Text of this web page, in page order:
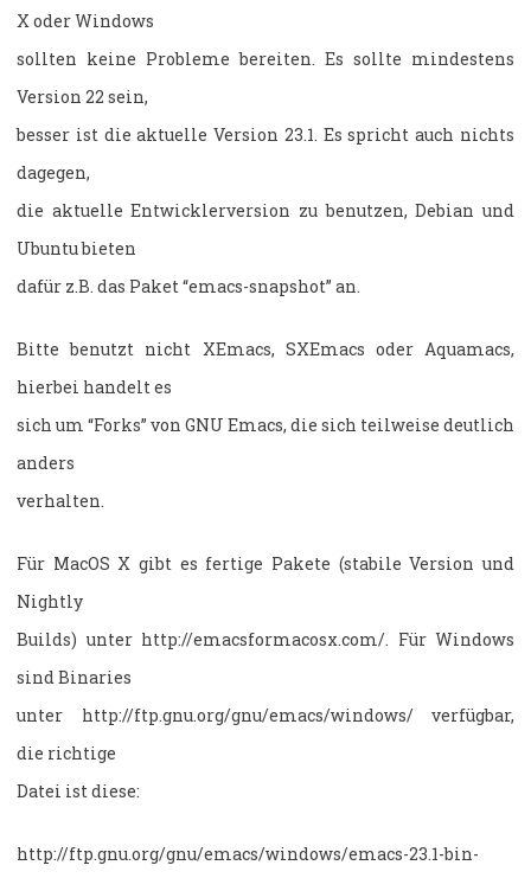
X oder Windows
sollten keine Probleme bereiten. Es sollte mindestens
Version 22 sein,
besser ist die aktuelle Version 23.1. Es spricht auch nichts
dagegen,
die aktuelle Entwicklerversion zu benutzen, Debian und
Ubuntu bieten
dafür z.B. das Paket “emacs-snapshot” an.
Bitte benutzt nicht XEmacs, SXEmacs oder Aquamacs,
hierbei handelt es
sich um “Forks” von GNU Emacs, die sich teilweise deutlich
anders
verhalten.
Für MacOS X gibt es fertige Pakete (stabile Version und
Nightly
Builds) unter http://emacsformacosx.com/. Für Windows
sind Binaries
unter http://ftp.gnu.org/gnu/emacs/windows/ verfügbar,
die richtige
Datei ist diese:
http://ftp.gnu.org/gnu/emacs/windows/emacs-23.1-bin-